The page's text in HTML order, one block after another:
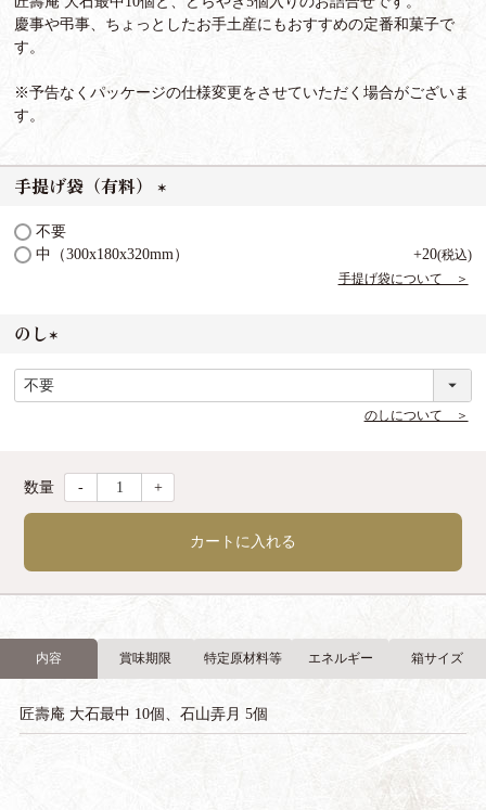
慶事や弔事、ちょっとしたお手土産にもおすすめの定番和菓子で
す。
※予告なくパッケージの仕様変更をさせていただく場合がございま
す。
手提げ袋（有料）
不要
中（300x180x320mm）
+20 税込
手提げ袋について ＞
のし
(
必
のしについて ＞
- +
カートに入れる
内容 賞味期限 特定原材料等 エネルギー 箱サイズ
匠壽庵 大石最中 10個、石山弄月 5個